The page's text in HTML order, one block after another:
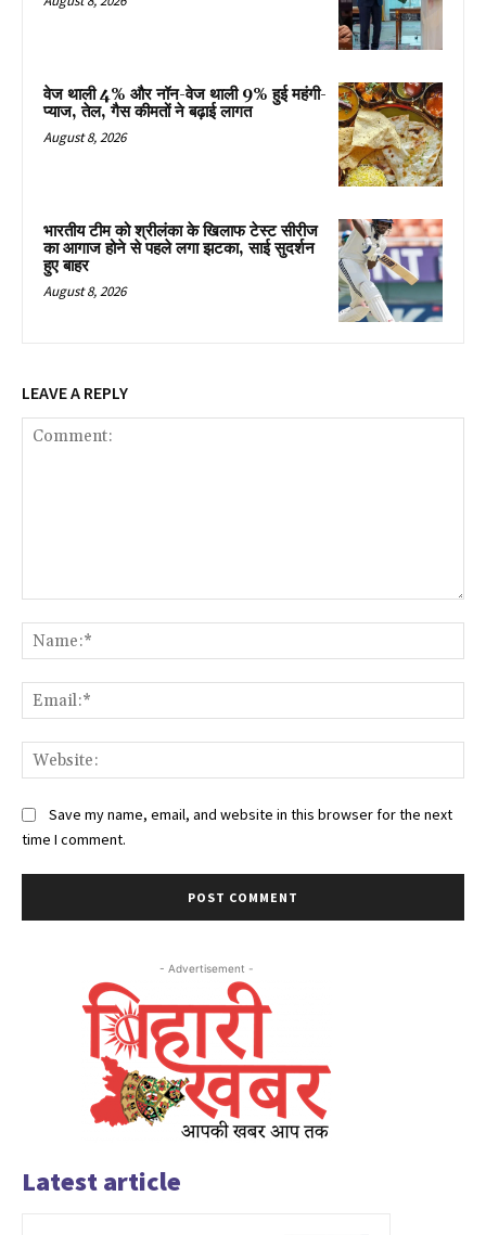
वेज थाली 4% और नॉन-वेज थाली 9% हुई महंगी-
प्याज, तेल, गैस कीमतों ने बढ़ाई लागत
August 8, 2026
भारतीय टीम को श्रीलंका के खिलाफ टेस्ट सीरीज
का आगाज होने से पहले लगा झटका, साई सुदर्शन
हुए बाहर
August 8, 2026
LEAVE A REPLY
Save my name, email, and website in this browser for the next
time I comment.
- Advertisement -
Latest article